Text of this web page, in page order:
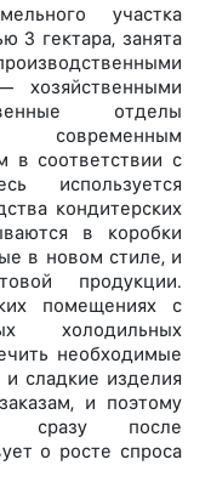
участка
3 гектара, занята
хозяйственными
отделы
современным
в соответствии с
используется
кондитерских
в коробки
в новом стиле, и
продукции.
помещениях с
холодильных
необходимые
и сладкие изделия
и поэтому
сразу после
о росте спроса